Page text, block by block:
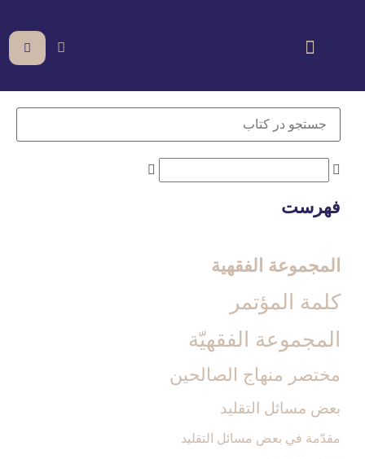
فهرست
المجموعة الفقهیة
كلمة المؤتمر
المجموعة الفقهيّة
مختصر منهاج الصالحين‏
بعض مسائل التقليد
مقدّمة في بعض مسائل التقليد